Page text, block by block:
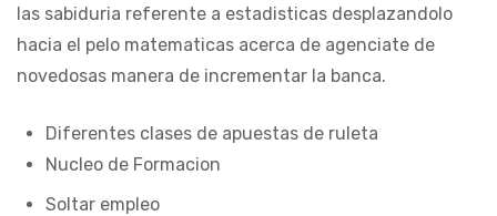
las sabiduria referente a estadisticas desplazandolo
hacia el pelo matematicas acerca de agenciate de
novedosas manera de incrementar la banca.
Diferentes clases de apuestas de ruleta
Nucleo de Formacion
Soltar empleo